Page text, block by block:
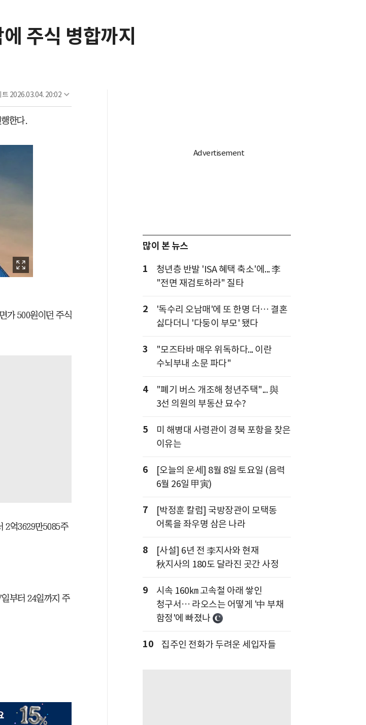
주식 병합까지
트 2026.03.04. 20:02
한다.
가 500원이던 주식
2억3629만5085주
부터 24일까지 주
많이 본 뉴스
1
청년층 반발 'ISA 혜택 축소'에... 李
"전면 재검토하라" 질타
2
'독수리 오남매'에 또 한명 더… 결혼
싫다더니 '다둥이 부모' 됐다
3
"모즈타바 매우 위독하다... 이란
수뇌부내 소문 파다"
4
"폐기 버스 개조해 청년주택"... 與
3선 의원의 부동산 묘수?
5
미 해병대 사령관이 경북 포항을 찾은
이유는
6
[오늘의 운세] 8월 8일 토요일 (음력
6월 26일 甲寅)
7
[박정훈 칼럼] 국방장관이 모택동
어록을 좌우명 삼은 나라
8
[사설] 6년 전 李지사와 현재
秋지사의 180도 달라진 곳간 사정
9
시속 160㎞ 고속철 아래 쌓인
청구서… 라오스는 어떻게 '中 부채
함정'에 빠졌나
10 집주인 전화가 두려운 세입자들